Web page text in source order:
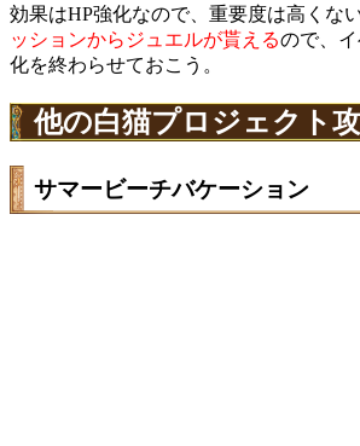
効果はHP強化なので、重要度は高くな
ッションからジュエルが貰えるので、
化を終わらせておこう。
他の白猫プロジェクト
サマービーチバケーション